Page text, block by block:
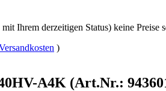
Ihrem derzeitigen Status) keine Preise
)
A4K (Art.Nr.: